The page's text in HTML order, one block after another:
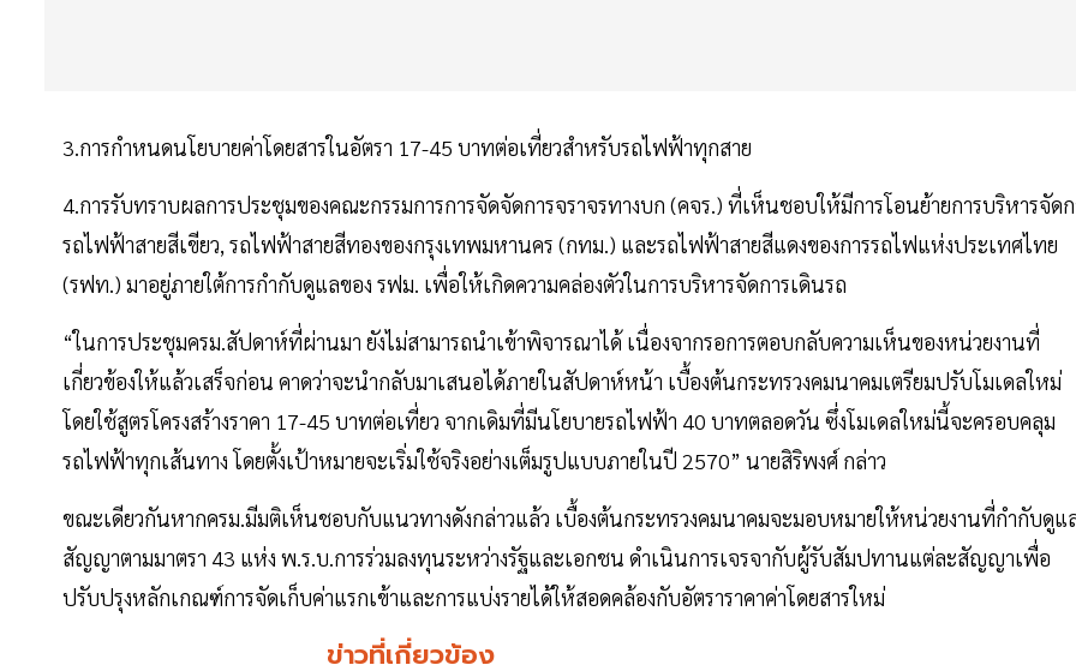
3.การกำหนดนโยบายค่าโดยสารในอัตรา 17-45 บาทต่อเที่ยวสำหรับรถไฟฟ้าทุกสาย
4.การรับทราบผลการประชุมของคณะกรรมการการจัดจัดการจราจรทางบก (คจร.) ที่เห็นชอบให้มีการโอนย้ายการบริหารจัด
รถไฟฟ้าสายสีเขียว, รถไฟฟ้าสายสีทองของกรุงเทพมหานคร (กทม.) และรถไฟฟ้าสายสีแดงของการรถไฟแห่งประเทศไทย
(รฟท.) มาอยู่ภายใต้การกำกับดูแลของ รฟม. เพื่อให้เกิดความคล่องตัวในการบริหารจัดการเดินรถ
“ในการประชุมครม.สัปดาห์ที่ผ่านมา ยังไม่สามารถนำเข้าพิจารณาได้ เนื่องจากรอการตอบกลับความเห็นของหน่วยงานที่
เกี่ยวข้องให้แล้วเสร็จก่อน คาดว่าจะนำกลับมาเสนอได้ภายในสัปดาห์หน้า เบื้องต้นกระทรวงคมนาคมเตรียมปรับโมเดลใหม่
โดยใช้สูตรโครงสร้างราคา 17-45 บาทต่อเที่ยว จากเดิมที่มีนโยบายรถไฟฟ้า 40 บาทตลอดวัน ซึ่งโมเดลใหม่นี้จะครอบคลุม
รถไฟฟ้าทุกเส้นทาง โดยตั้งเป้าหมายจะเริ่มใช้จริงอย่างเต็มรูปแบบภายในปี 2570” นายสิริพงศ์ กล่าว
ขณะเดียวกันหากครม.มีมติเห็นชอบกับแนวทางดังกล่าวแล้ว เบื้องต้นกระทรวงคมนาคมจะมอบหมายให้หน่วยงานที่กำกับดูแ
สัญญาตามมาตรา 43 แห่ง พ.ร.บ.การร่วมลงทุนระหว่างรัฐและเอกชน ดำเนินการเจรจากับผู้รับสัมปทานแต่ละสัญญาเพื่อ
ปรับปรุงหลักเกณฑ์การจัดเก็บค่าแรกเข้าและการแบ่งรายได้ให้สอดคล้องกับอัตราราคาค่าโดยสารใหม่
ข่าวที่เกี่ยวข้อง